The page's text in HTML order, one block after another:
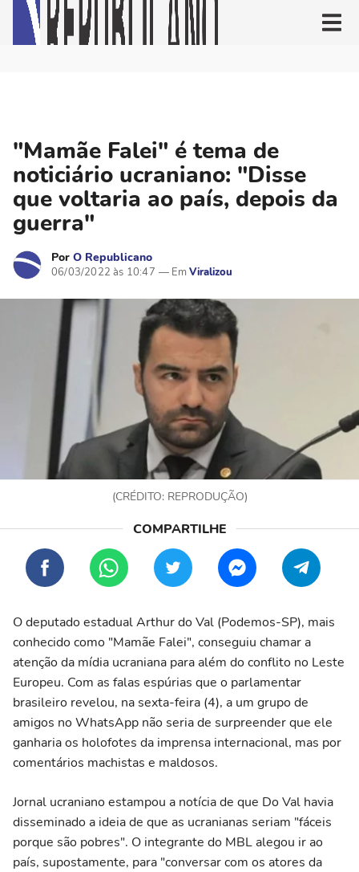
"Mamãe Falei" é tema de
noticiário ucraniano: "Disse
que voltaria ao país, depois da
guerra"
Por O Republicano
06/03/2022 às 10:47 Viralizou
(CRÉDITO: REPRODUÇÃO)
O deputado estadual Arthur do Val (Podemos-SP), mais
conhecido como "Mamãe Falei", conseguiu chamar a
atenção da mídia ucraniana para além do conflito no Leste
Europeu. Com as falas espúrias que o parlamentar
brasileiro revelou, na sexta-feira (4), a um grupo de
amigos no WhatsApp não seria de surpreender que ele
ganharia os holofotes da imprensa internacional, mas por
comentários machistas e maldosos.
Jornal ucraniano estampou a notícia de que Do Val havia
disseminado a ideia de que as ucranianas seriam "fáceis
porque são pobres". O integrante do MBL alegou ir ao
país, supostamente, para "conversar com os atores da